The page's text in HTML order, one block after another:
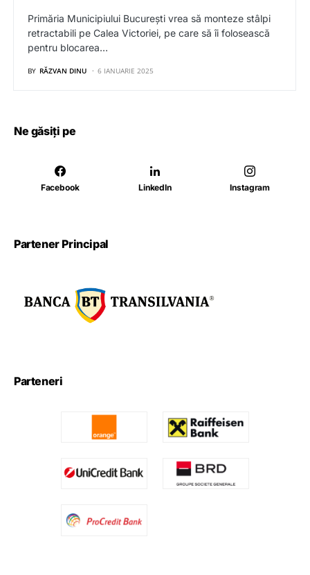
Primăria Municipiului București vrea să monteze stâlpi
retractabili pe Calea Victoriei, pe care să îi folosească
pentru blocarea…
BY RĂZVAN DINU 6 IANUARIE 2025
Ne găsiți pe
Facebook LinkedIn Instagram
Partener Principal
Parteneri